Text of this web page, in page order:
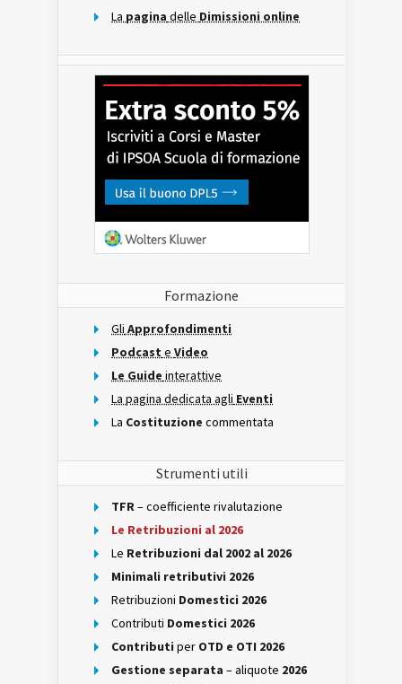
La pagina delle Dimissioni online
Formazione
Gli Approfondimenti
Podcast e Video
Le Guide interattive
La pagina dedicata agli Eventi
La Costituzione commentata
Strumenti utili
TFR– coefficiente rivalutazione
Le Retribuzioni al 2026
Le Retribuzioni dal 2002 al 2026
Minimali retributivi 2026
Retribuzioni Domestici 2026
Contributi Domestici 2026
Contributi per OTD e OTI 2026
Gestione separata – aliquote 2026